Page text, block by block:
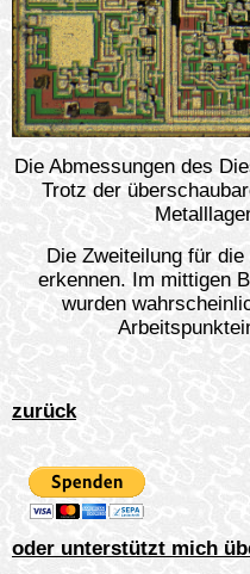
Die Abmessungen des
Trotz der
Die Zweiteilung für
erkennen. Im mittigen
wurden
zurück
oder unterstützt mich